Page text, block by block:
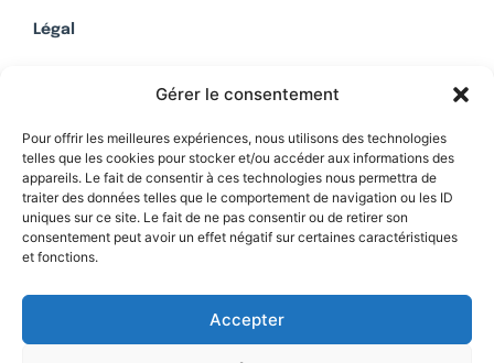
Gérer le consentement
Pour offrir les meilleures expériences, nous utilisons des technologies
telles que les cookies pour stocker et/ou accéder aux informations des
appareils. Le fait de consentir à ces technologies nous permettra de
traiter des données telles que le comportement de navigation ou les ID
uniques sur ce site. Le fait de ne pas consentir ou de retirer son
consentement peut avoir un effet négatif sur certaines caractéristiques
et fonctions.
Accepter
Légal
Politique de confidentialité
Contact
Soutenez Contrepoints